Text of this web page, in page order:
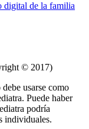
digital de la familia
© 2017)
usarse como
Puede haber
podría
individuales.